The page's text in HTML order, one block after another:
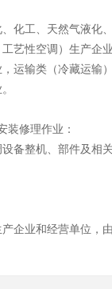
化工、天然气液化
艺性空调）生产企
运输类（冷藏运输
装修理作业：
备整机、部件及相
企业和经营单位，